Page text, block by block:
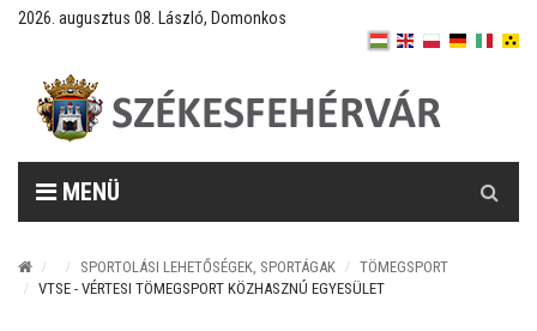
2026. augusztus 08. László, Domonkos
MENÜ
SPORTOLÁSI LEHETŐSÉGEK, SPORTÁGAK
TÖMEGSPORT
VTSE - VÉRTESI TÖMEGSPORT KÖZHASZNÚ EGYESÜLET